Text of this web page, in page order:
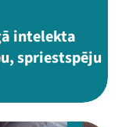
intelekta
spriestspēju